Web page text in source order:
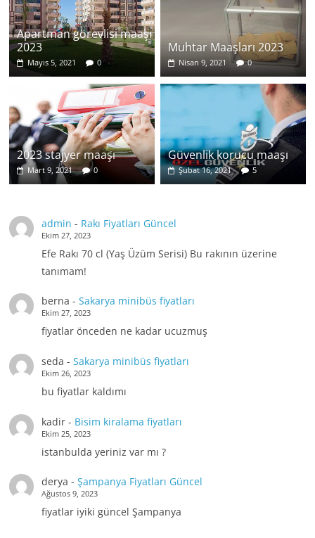
Apartman görevlisi maaşı
2023
Mayıs 5, 2021 0
Muhtar Maaşları 2023
Nisan 9, 2021 0
2023 stajyer maaşı
Mart 9, 2021 0
Güvenlik korucu maaşı
Şubat 16, 2021 5
admin - Rakı Fiyatları Güncel
Ekim 27, 2023
Efe Rakı 70 cl (Yaş Üzüm Serisi) Bu rakının üzerine
tanımam!
berna - Sakarya minibüs fiyatları
Ekim 27, 2023
fiyatlar önceden ne kadar ucuzmuş
seda - Sakarya minibüs fiyatları
Ekim 26, 2023
bu fiyatlar kaldımı
kadir- Bisim kiralama fiyatları
Ekim 25, 2023
istanbulda yeriniz var mı ?
derya - Şampanya Fiyatları Güncel
Ağustos 9, 2023
fiyatlar iyiki güncel Şampanya